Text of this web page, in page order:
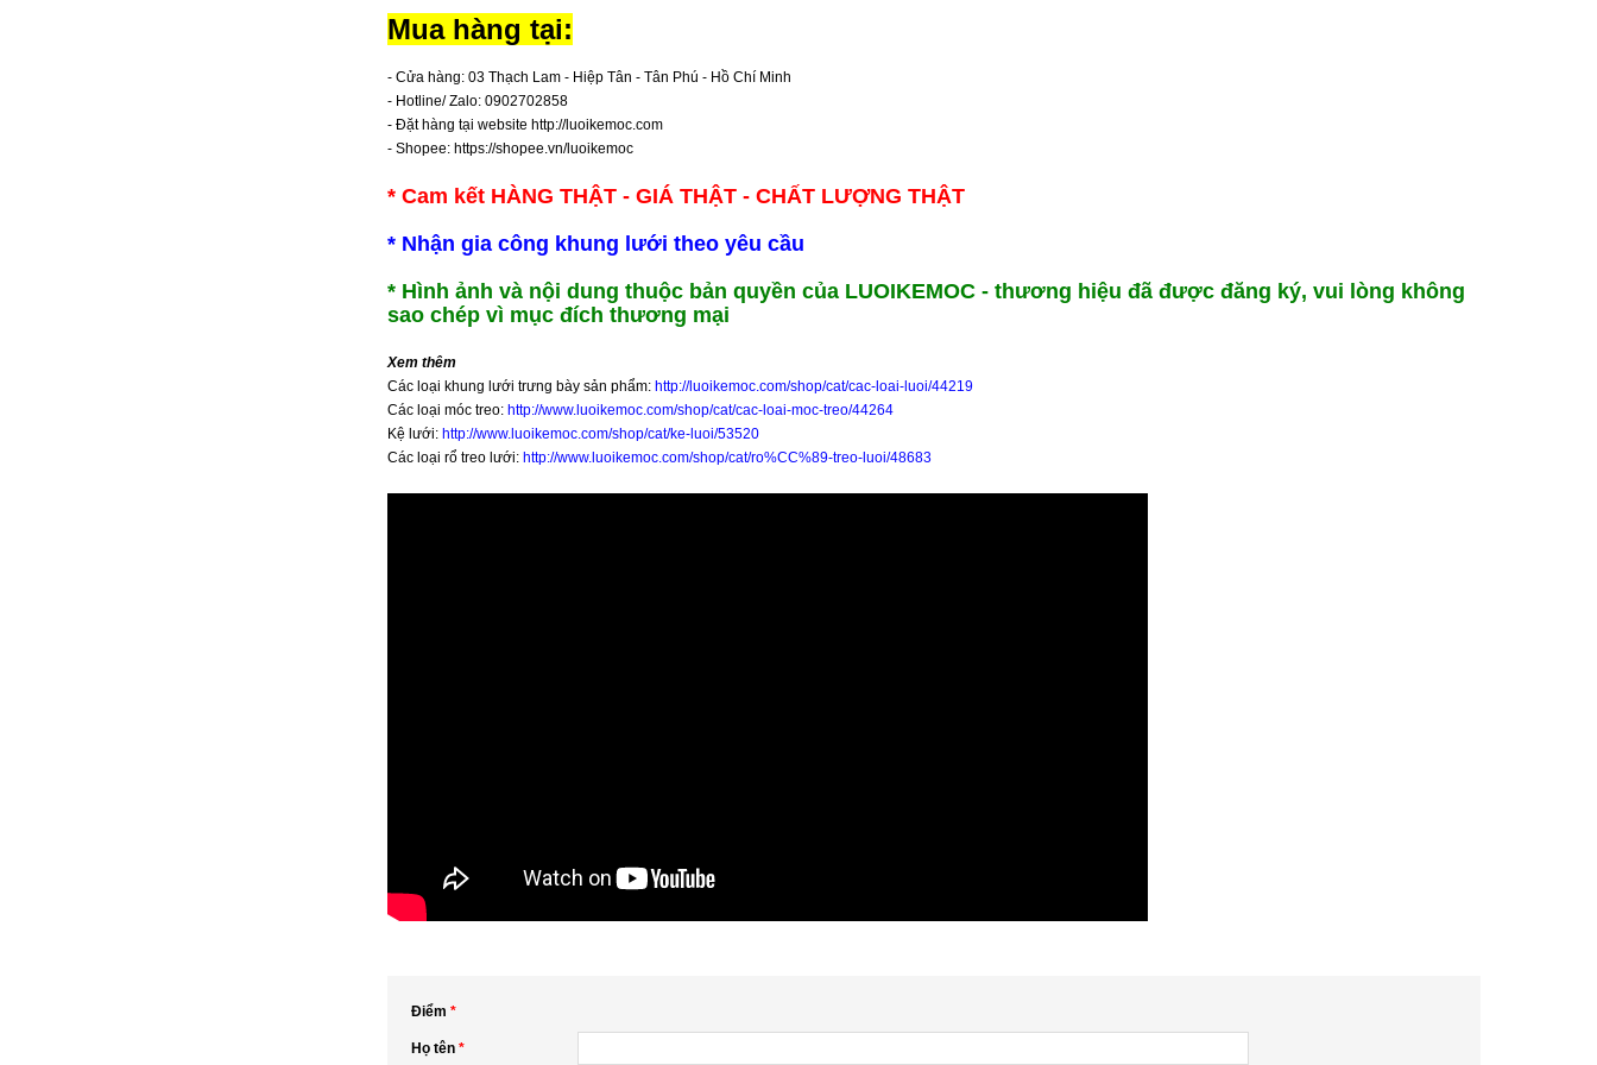
Mua hàng tại:
- Cửa hàng: 03 Thạch Lam - Hiệp Tân - Tân Phú - Hồ Chí Minh
- Hotline/ Zalo: 0902702858
- Đặt hàng tại website http://luoikemoc.com
- Shopee: https://shopee.vn/luoikemoc
* Cam kết HÀNG THẬT - GIÁ THẬT - CHẤT LƯỢNG THẬT
* Nhận gia công khung lưới theo yêu cầu
* Hình ảnh và nội dung thuộc bản quyền của LUOIKEMOC - thương hiệu đã được đăng ký, vui lòng không
sao chép vì mục đích thương mại
Xem thêm
Các loại khung lưới trưng bày sản phẩm: http://luoikemoc.com/shop/cat/cac-loai-luoi/44219
Các loại móc treo: http://www.luoikemoc.com/shop/cat/cac-loai-moc-treo/44264
Kệ lưới: http://www.luoikemoc.com/shop/cat/ke-luoi/53520
Các loại rổ treo lưới: http://www.luoikemoc.com/shop/cat/ro%CC%89-treo-luoi/48683
Điểm *
Họ tên *